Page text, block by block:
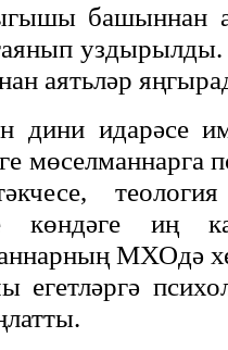
башыннан
аятьләр
дини идарәсе
мөселманнарга
көндәге иң
МХОдә
егетләргә